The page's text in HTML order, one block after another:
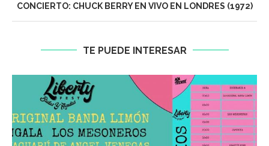
CONCIERTO: CHUCK BERRY EN VIVO EN LONDRES (1972)
TE PUEDE INTERESAR